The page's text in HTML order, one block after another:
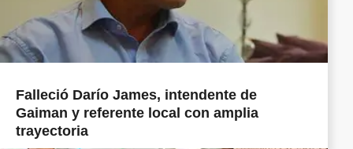
Falleció Darío James, intendente de
Gaiman y referente local con amplia
trayectoria